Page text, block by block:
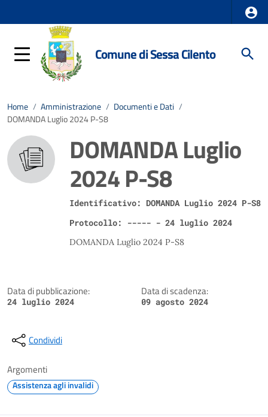
Comune di Sessa Cilento
Home / Amministrazione / Documenti e Dati /
DOMANDA Luglio 2024 P-S8
DOMANDA Luglio
2024 P-S8
Identificativo: DOMANDA Luglio 2024 P-S8
Protocollo: ----- - 24 luglio 2024
DOMANDA Luglio 2024 P-S8
Data di pubblicazione:
24 luglio 2024
Data di scadenza:
09 agosto 2024
Condividi
Argomenti
Assistenza agli invalidi